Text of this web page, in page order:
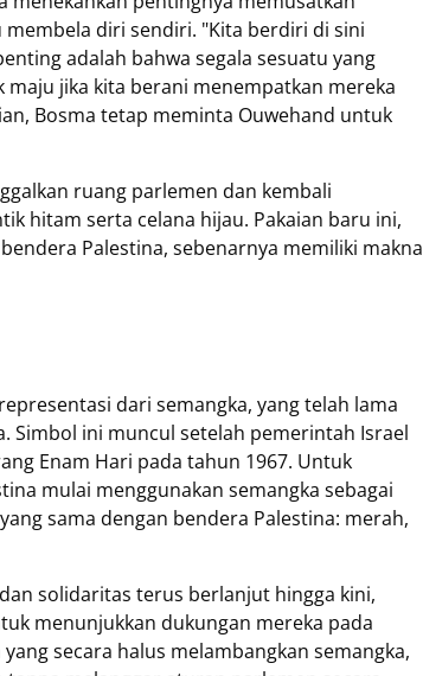
diri sendiri. "Kita berdiri di sini
adalah bahwa segala sesuatu yang
jika kita berani menempatkan mereka
Bosma tetap meminta Ouwehand untuk
ruang parlemen dan kembali
hitam serta celana hijau. Pakaian baru ini,
Palestina, sebenarnya memiliki makna
dari semangka, yang telah lama
Simbol ini muncul setelah pemerintah Israel
Enam Hari pada tahun 1967. Untuk
mulai menggunakan semangka sebagai
sama dengan bendera Palestina: merah,
solidaritas terus berlanjut hingga kini,
menunjukkan dukungan mereka pada
secara halus melambangkan semangka,